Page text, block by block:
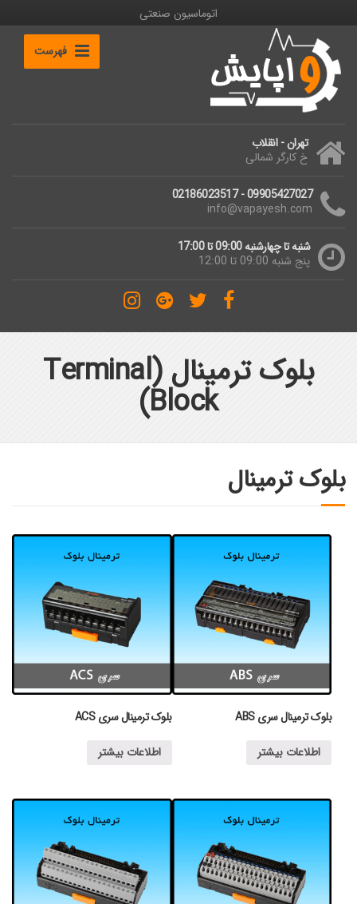
اتوماسیون صنعتی
فهرست
تهران - انقلاب
خ کارگر شمالی
09905427027 - 02186023517
info@vapayesh.com
شنبه تا چهارشنبه 09:00 تا 17:00
پنج شنبه 09:00 تا 12:00
بلوک ترمینال (Terminal
Block)
بلوک ترمینال
بلوک ترمینال سری ABS
اطلاعات بیشتر
بلوک ترمینال سری ACS
اطلاعات بیشتر